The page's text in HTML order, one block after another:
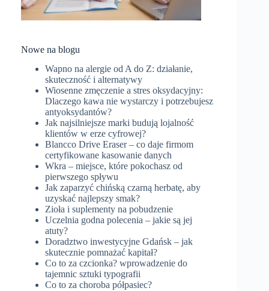
Nowe na blogu
Wapno na alergie od A do Z: działanie,
skuteczność i alternatywy
Wiosenne zmęczenie a stres oksydacyjny:
Dlaczego kawa nie wystarczy i potrzebujesz
antyoksydantów?
Jak najsilniejsze marki budują lojalność
klientów w erze cyfrowej?
Blancco Drive Eraser – co daje firmom
certyfikowane kasowanie danych
Wkra – miejsce, które pokochasz od
pierwszego spływu
Jak zaparzyć chińską czarną herbatę, aby
uzyskać najlepszy smak?
Zioła i suplementy na pobudzenie
Uczelnia godna polecenia – jakie są jej
atuty?
Doradztwo inwestycyjne Gdańsk – jak
skutecznie pomnażać kapitał?
Co to za czcionka? wprowadzenie do
tajemnic sztuki typografii
Co to za choroba półpasiec?